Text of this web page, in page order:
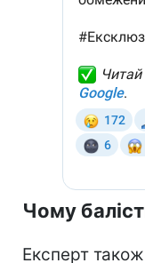
Чому
Експерт